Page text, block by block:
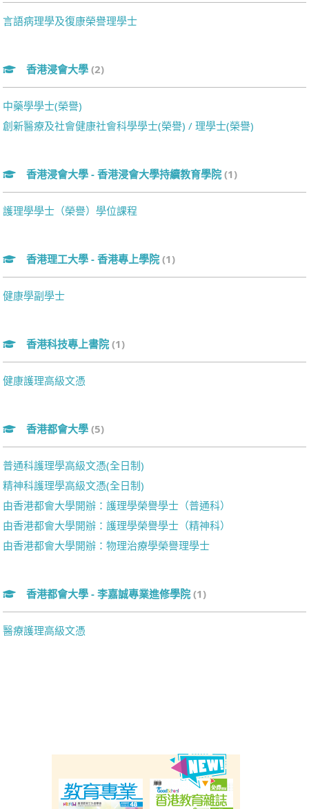
言語病理學及復康榮譽理學士
香港浸會大學 (2)
中藥學學士(榮譽)
創新醫療及社會健康社會科學學士(榮譽) / 理學士(榮譽)
香港浸會大學 - 香港浸會大學持續教育學院 (1)
護理學學士（榮譽）學位課程
香港理工大學 - 香港專上學院 (1)
健康學副學士
香港科技專上書院 (1)
健康護理高級文憑
香港都會大學 (5)
普通科護理學高級文憑(全日制)
精神科護理學高級文憑(全日制)
由香港都會大學開辦：護理學榮譽學士（普通科）
由香港都會大學開辦：護理學榮譽學士（精神科）
由香港都會大學開辦：物理治療學榮譽理學士
香港都會大學 - 李嘉誠專業進修學院 (1)
醫療護理高級文憑